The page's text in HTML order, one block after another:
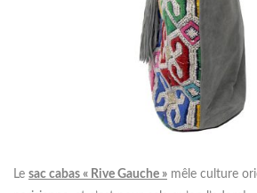
Le sac cabas « Rive Gauche » mêle culture